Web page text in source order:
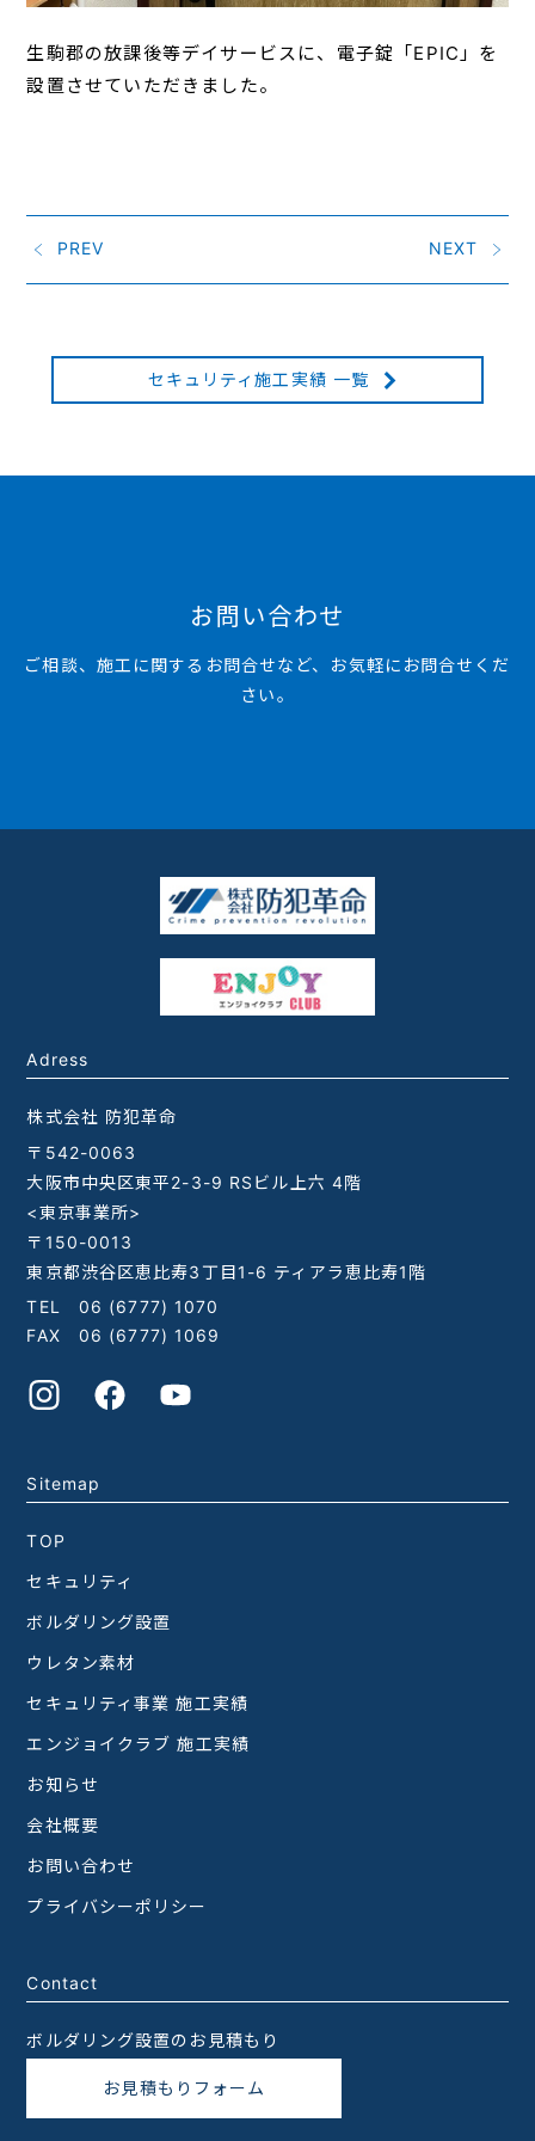
生駒郡の放課後等デイサービスに、電子錠「EPIC」を
設置させていただきました。
PREV NEXT
セキュリティ施工実績 一覧
お問い合わせ
ご相談、施工に関するお問合せなど、お気軽にお問合せくだ
さい。
Adress
株式会社 防犯革命
〒542-0063
大阪市中央区東平2-3-9 RSビル上六 4階
<東京事業所>
〒150-0013
東京都渋谷区恵比寿3丁目1-6 ティアラ恵比寿1階
TEL 06 (6777) 1070
FAX 06 (6777) 1069
Sitemap
TOP
セキュリティ
ボルダリング設置
ウレタン素材
セキュリティ事業 施工実績
エンジョイクラブ 施工実績
お知らせ
会社概要
お問い合わせ
プライバシーポリシー
Contact
ボルダリング設置のお見積もり
お見積もりフォーム